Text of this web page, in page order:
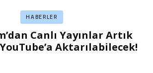
HABERLER
Canlı Yayınlar Artık
Aktarılabilecek!